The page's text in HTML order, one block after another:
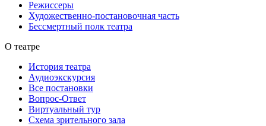
Режиссеры
Художественно-постановочная часть
Бессмертный полк театра
О театре
История театра
Аудиоэкскурсия
Все постановки
Вопрос-Ответ
Виртуальный тур
Схема зрительного зала